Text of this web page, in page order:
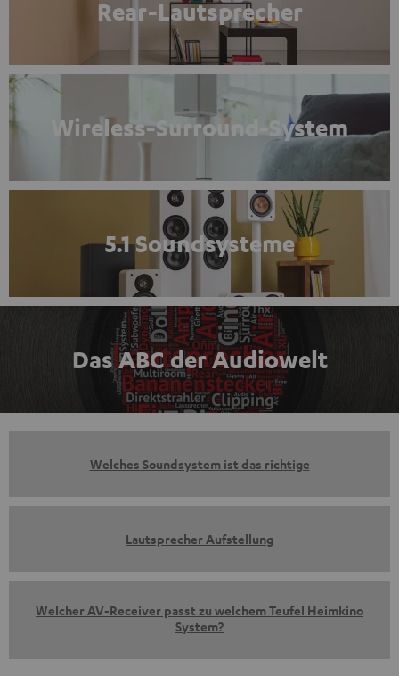
Rear-Lautsprecher
Wireless-Surround-System
5.1 Soundsysteme
Das ABC der Audiowelt
Welches Soundsystem ist das richtige
Lautsprecher Aufstellung
Welcher AV-Receiver passt zu welchem Teufel Heimkino
System?